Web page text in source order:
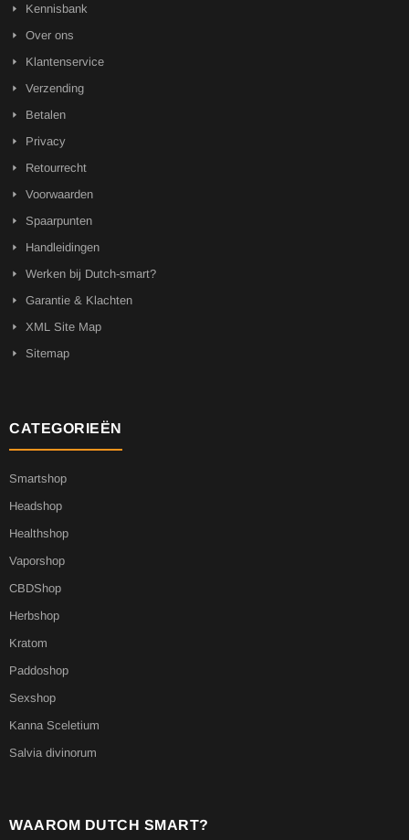
Kennisbank
Over ons
Klantenservice
Verzending
Betalen
Privacy
Retourrecht
Voorwaarden
Spaarpunten
Handleidingen
Werken bij Dutch-smart?
Garantie & Klachten
XML Site Map
Sitemap
CATEGORIEËN
Smartshop
Headshop
Healthshop
Vaporshop
CBDShop
Herbshop
Kratom
Paddoshop
Sexshop
Kanna Sceletium
Salvia divinorum
WAAROM DUTCH SMART?